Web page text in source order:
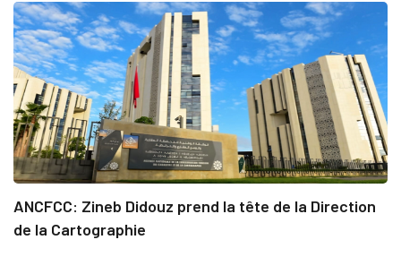
ANCFCC: Zineb Didouz prend la tête de la Direction
de la Cartographie